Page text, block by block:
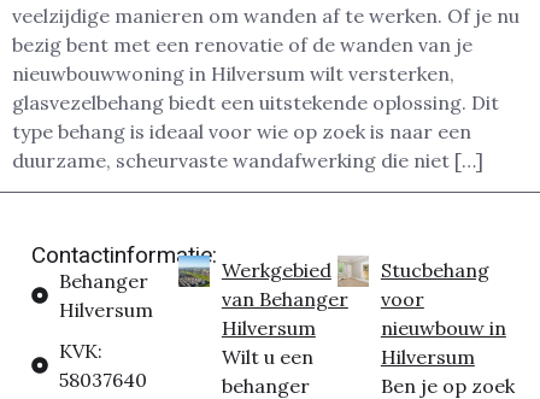
veelzijdige manieren om wanden af te werken. Of je nu
bezig bent met een renovatie of de wanden van je
nieuwbouwwoning in Hilversum wilt versterken,
glasvezelbehang biedt een uitstekende oplossing. Dit
type behang is ideaal voor wie op zoek is naar een
duurzame, scheurvaste wandafwerking die niet […]
Contactinformatie:
Behanger
Hilversum
KVK:
58037640
Werkgebied
van Behanger
Hilversum
Wilt u een
behanger
Stucbehang
voor
nieuwbouw in
Hilversum
Ben je op zoek